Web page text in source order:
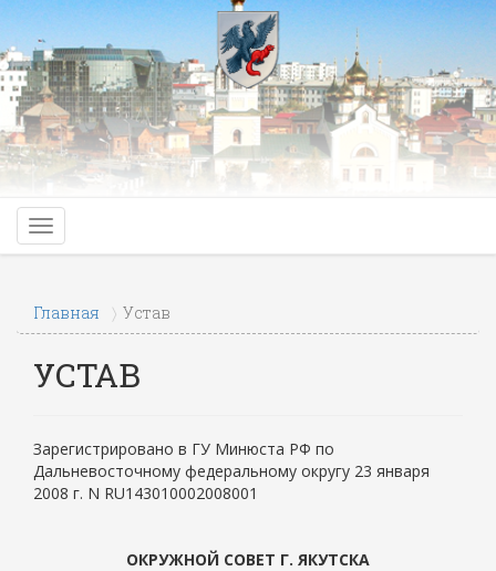
Главная Устав
УСТАВ
Зарегистрировано в ГУ Минюста РФ по
Дальневосточному федеральному округу 23 января
2008 г. N RU143010002008001
ОКРУЖНОЙ СОВЕТ Г. ЯКУТСКА